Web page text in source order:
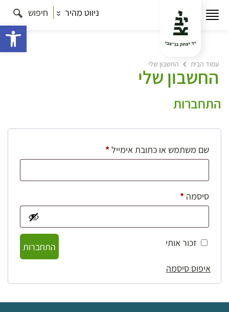
ניווט מהיר חיפוש
עמוד הבית החשבון שלי
החשבון שלי
התחברות
שם משתמש או כתובת אימייל*חובה
סיסמה *חובה
זכור אותי
התחברות
איפוס סיסמה